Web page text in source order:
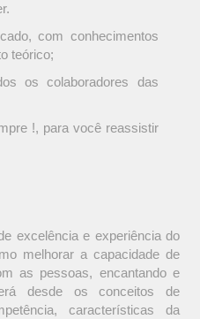
com conhecimentos
teórico;
os colaboradores das
!, para você reassistir
excelência e experiência do
melhorar a capacidade de
as pessoas, encantando e
desde os conceitos de
características da